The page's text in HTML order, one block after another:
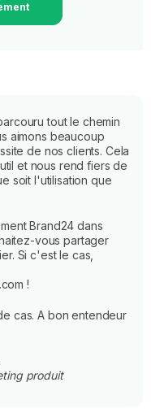
tout le chemin
aimons beaucoup
de nos clients. Cela
et nous rend fiers de
soit l'utilisation que
Brand24 dans
vous partager
Si c'est le cas,
!
cas. A bon entendeur
produit